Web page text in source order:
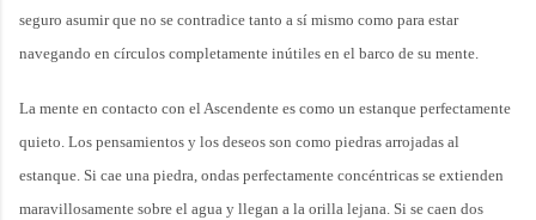
seguro asumir que no se contradice tanto a sí mismo como para estar
navegando en círculos completamente inútiles en el barco de su mente.
La mente en contacto con el Ascendente es como un estanque perfectamente
quieto. Los pensamientos y los deseos son como piedras arrojadas al
estanque. Si cae una piedra, ondas perfectamente concéntricas se extienden
maravillosamente sobre el agua y llegan a la orilla lejana. Si se caen dos